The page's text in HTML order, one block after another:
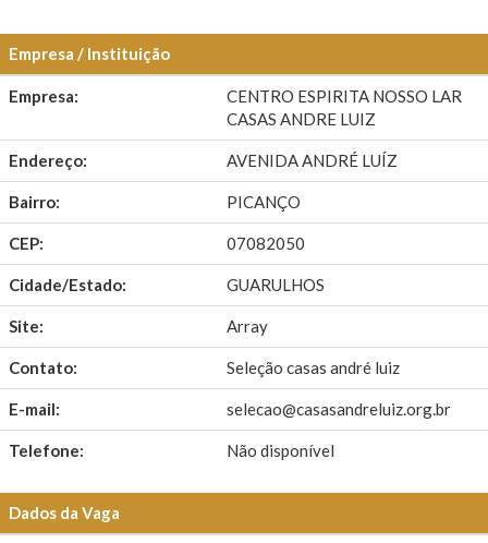
Empresa / Instituição
Empresa:
CENTRO ESPIRITA NOSSO LAR
CASAS ANDRE LUIZ
Endereço: AVENIDA ANDRÉ LUÍZ
Bairro: PICANÇO
CEP: 07082050
Cidade/Estado: GUARULHOS
Site: Array
Contato: Seleção casas andré luiz
E-mail: selecao@casasandreluiz.org.br
Telefone: Não disponível
Dados da Vaga